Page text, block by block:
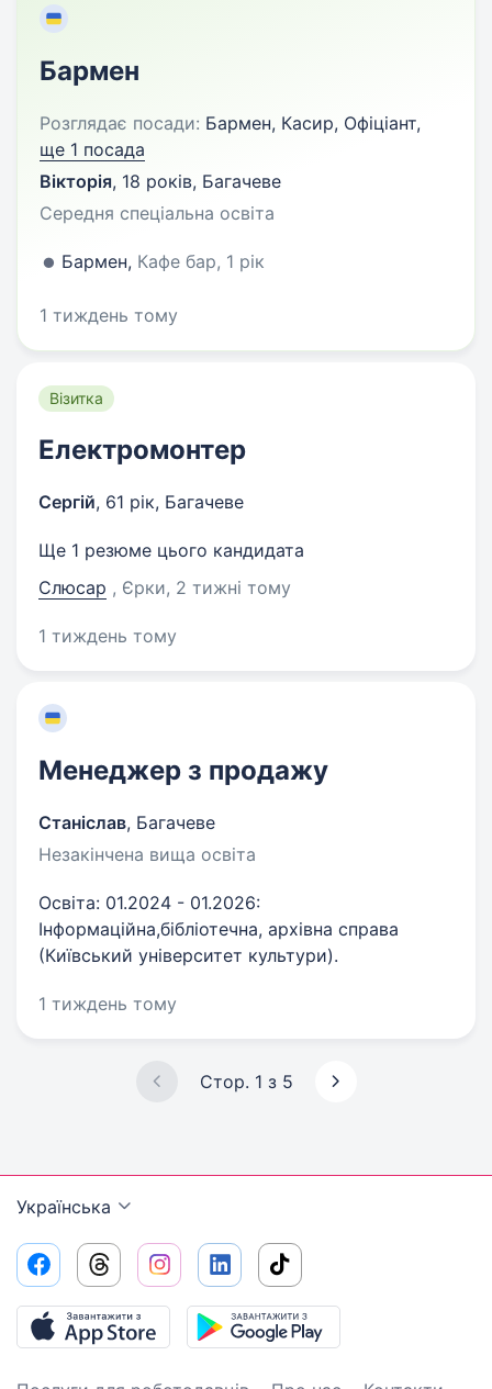
Бармен
Розглядає посади: Бармен, Касир, Офіціант,
ще 1 посада
Вікторія, 18 років, Багачеве
Середня спеціальна освіта
Бармен, Кафе бар, 1 рік
1 тиждень тому
Візитка
Електромонтер
Сергій, 61 рік, Багачеве
Ще 1 резюме цього кандидата
Слюсар , Єрки, 2 тижні тому
1 тиждень тому
Менеджер з продажу
Станіслав, Багачеве
Незакінчена вища освіта
Освіта: 01.2024 - 01.2026:
Інформаційна,бібліотечна, архівна справа
(Київський університет культури).
1 тиждень тому
Стор. 1 з 5
Українська